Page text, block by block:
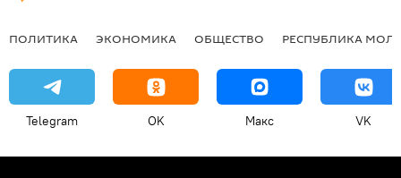
ПОЛИТИКА ЭКОНОМИКА ОБЩЕСТВО РЕСПУБЛИКА
Telegram OK Макс VK